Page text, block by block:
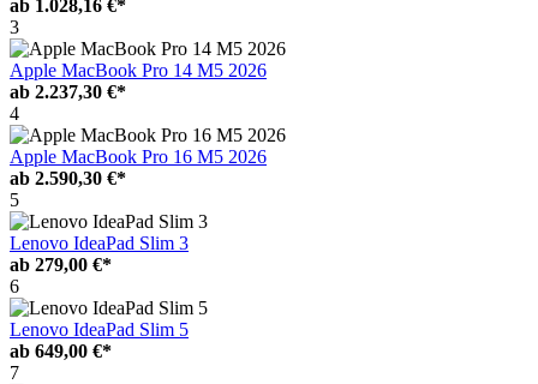
ab 1.028,16 €*
3
Apple MacBook Pro 14 M5 2026
ab 2.237,30 €*
4
Apple MacBook Pro 16 M5 2026
ab 2.590,30 €*
5
Lenovo IdeaPad Slim 3
ab 279,00 €*
6
Lenovo IdeaPad Slim 5
ab 649,00 €*
7